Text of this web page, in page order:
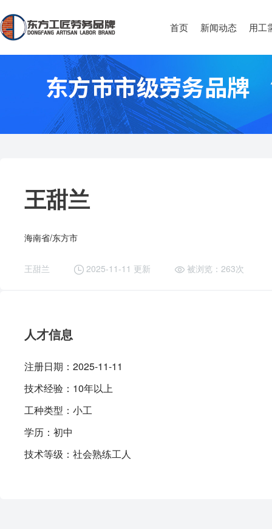
首页 新闻动态 用工
王甜兰
海南省/东方市
王甜兰 2025-11-11 更新 被浏览：263次
人才信息
注册日期： 2025-11-11
技术经验： 10年以上
工种类型： 小工
学历： 初中
技术等级： 社会熟练工人